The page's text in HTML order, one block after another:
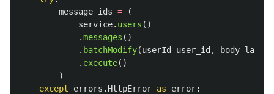
message_ids =
(
service. users ()
.messages ()
. batchModify(userId=user_id , body=
. execute()
)
except
errors . HttpError as error: